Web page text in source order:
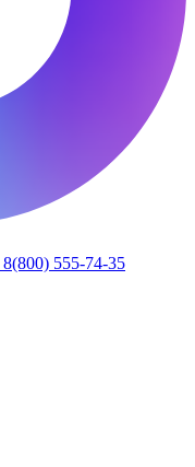
8(800) 555-74-35